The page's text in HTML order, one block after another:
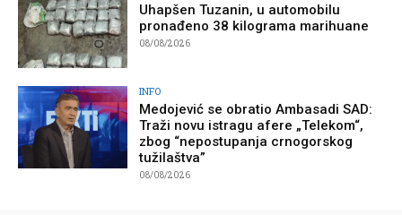
Uhapšen Tuzanin, u automobilu
pronađeno 38 kilograma marihuane
08/08/2026
INFO
Medojević se obratio Ambasadi SAD:
Traži novu istragu afere „Telekom“,
zbog “nepostupanja crnogorskog
tužilaštva”
08/08/2026